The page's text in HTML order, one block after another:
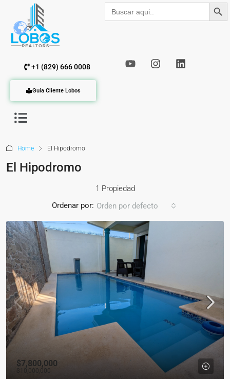
Buscar: Botón de
+1 (829) 666 0008
Guía Cliente Lobos
Home El Hipodromo
El Hipodromo
1 Propiedad
Ordenar por: Orden por defecto
$7,800,000
$10,000,000